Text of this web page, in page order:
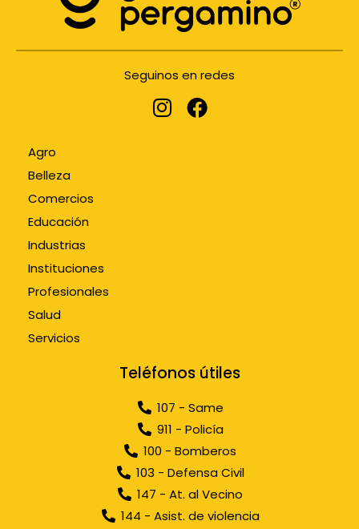
Seguinos en redes
Agro
Belleza
Comercios
Educación
Industrias
Instituciones
Profesionales
Salud
Servicios
Teléfonos útiles
107 - Same
911 - Policía
100 - Bomberos
103 - Defensa Civil
147 - At. al Vecino
144 - Asist. de violencia